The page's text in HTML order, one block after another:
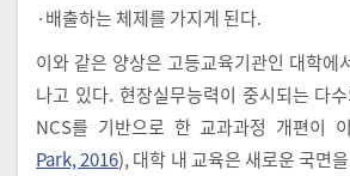
·배출하는 체제를 가지게 된다.
이와 같은 양상은 고등교육기관인 대학에
나고 있다. 현장실무능력이 중시되는 다
NCS를 기반으로 한 교과과정 개편이
Park, 2016), 대학 내 교육은 새로운 국면